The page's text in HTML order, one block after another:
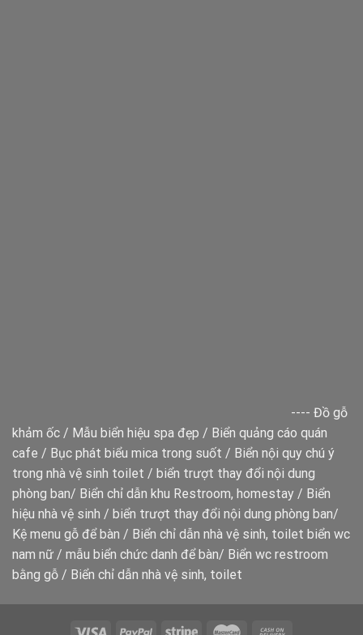
---- Đồ gỗ
khảm ốc / Mẫu biển hiệu spa đẹp / Biển quảng cáo quán
cafe / Bục phát biểu mica trong suốt / Biển nội quy chú ý
trong nhà vệ sinh toilet / biển trượt thay đổi nội dung
phòng ban/ Biển chỉ dẫn khu Restroom, homestay / Biển
hiệu nhà vệ sinh / biển trượt thay đổi nội dung phòng ban/
Kệ menu gỗ để bàn / Biển chỉ dẫn nhà vệ sinh, toilet biển wc
nam nữ / mẫu biển chức danh để bàn/ Biển wc restroom
bằng gỗ / Biển chỉ dẫn nhà vệ sinh, toilet